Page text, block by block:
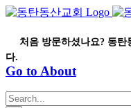
Skip
content
처음 방문하셨나요? 동탄
다.
Go to About
Search